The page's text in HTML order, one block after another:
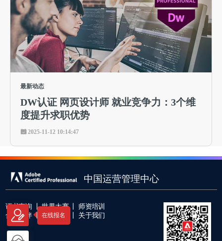
最新动态
DW认证 网页设计师 就业竞争力：3个维
度提升求职优势
2025-11-12 10:14:47
中国运营管理中心
证书查询 丨世界大赛丨 师资培训
合作伙伴丨课程认证 关于我们
在线报名